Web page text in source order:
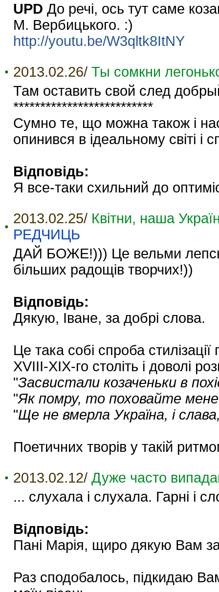
UPD До речі, ось тут саме
М. Вербицького. :)
http://youtu.be/W3qltk8ItNY
2013.02.26/ Ты сомкни
Там оставить свой след
**************************
Сумно те, що можна також і
опинився в ідеальному світі і
Відповідь:
Я все-таки схильний до
2013.02.25/ Квітни, наша
РЕДЧИЦЬ
ДАЙ БОЖЕ!))) Це вельми
більших радощів творчих!))
Відповідь:
Дякую, Іване, за добрі слова.
Це така собі спроба
XVIII-XIX-го століть і доволі
"Засвистали козаченьки в
"Як помру, то поховайте мене
"Ще не вмерла Україна, і
Поетичних творів у такій
2013.02.12/ Дуже часто
... слухала і слухала. Гарні і
Відповідь:
Пані Марія, щиро дякую Вам
Раз сподобалось, підкидаю Вам